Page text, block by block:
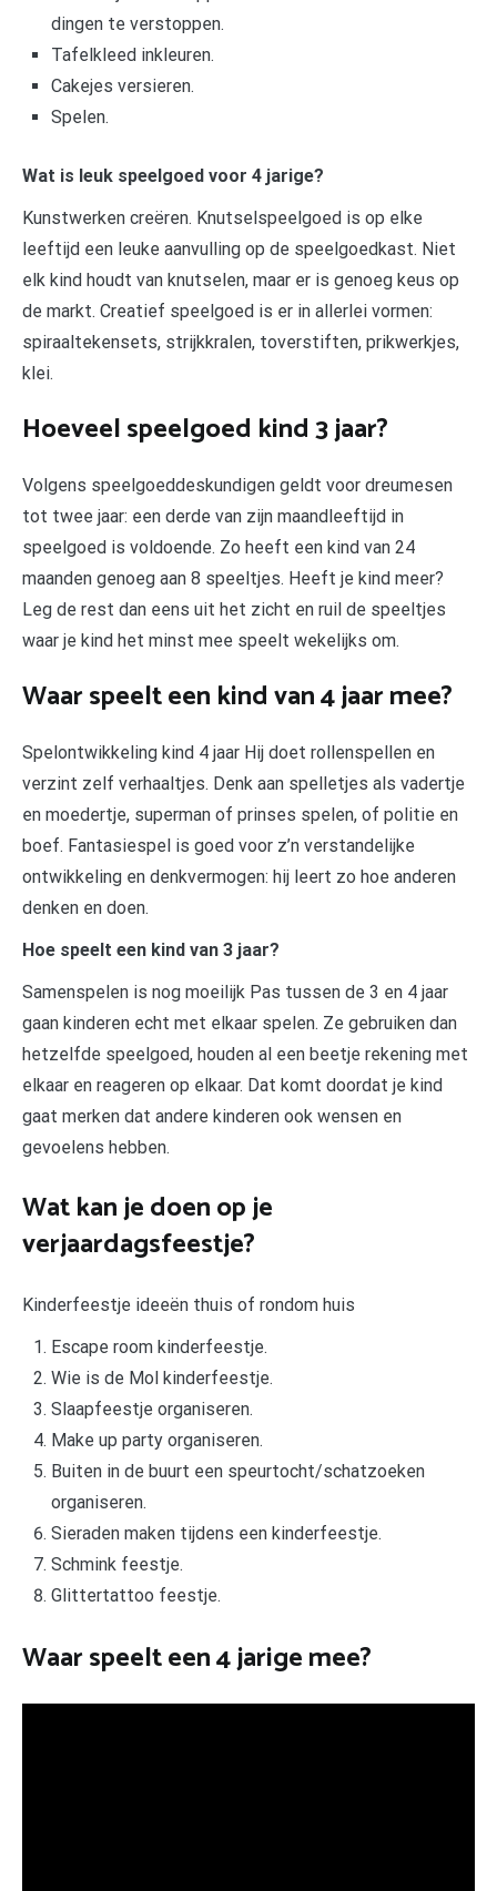
dingen te verstoppen.
Tafelkleed inkleuren.
Cakejes versieren.
Spelen.
Wat is leuk speelgoed voor 4 jarige?
Kunstwerken creëren. Knutselspeelgoed is op elke
leeftijd een leuke aanvulling op de speelgoedkast. Niet
elk kind houdt van knutselen, maar er is genoeg keus op
de markt. Creatief speelgoed is er in allerlei vormen:
spiraaltekensets, strijkkralen, toverstiften, prikwerkjes,
klei.
Hoeveel speelgoed kind 3 jaar?
Volgens speelgoeddeskundigen geldt voor dreumesen
tot twee jaar: een derde van zijn maandleeftijd in
speelgoed is voldoende. Zo heeft een kind van 24
maanden genoeg aan 8 speeltjes. Heeft je kind meer?
Leg de rest dan eens uit het zicht en ruil de speeltjes
waar je kind het minst mee speelt wekelijks om.
Waar speelt een kind van 4 jaar mee?
Spelontwikkeling kind 4 jaar Hij doet rollenspellen en
verzint zelf verhaaltjes. Denk aan spelletjes als vadertje
en moedertje, superman of prinses spelen, of politie en
boef. Fantasiespel is goed voor z’n verstandelijke
ontwikkeling en denkvermogen: hij leert zo hoe anderen
denken en doen.
Hoe speelt een kind van 3 jaar?
Samenspelen is nog moeilijk Pas tussen de 3 en 4 jaar
gaan kinderen echt met elkaar spelen. Ze gebruiken dan
hetzelfde speelgoed, houden al een beetje rekening met
elkaar en reageren op elkaar. Dat komt doordat je kind
gaat merken dat andere kinderen ook wensen en
gevoelens hebben.
Wat kan je doen op je
verjaardagsfeestje?
Kinderfeestje ideeën thuis of rondom huis
Escape room kinderfeestje.
Wie is de Mol kinderfeestje.
Slaapfeestje organiseren.
Make up party organiseren.
Buiten in de buurt een speurtocht/schatzoeken
organiseren.
Sieraden maken tijdens een kinderfeestje.
Schmink feestje.
Glittertattoo feestje.
Waar speelt een 4 jarige mee?